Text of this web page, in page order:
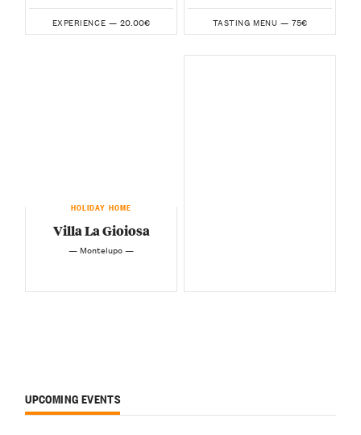
EXPERIENCE — 20.00€ TASTING MENU — 75€
HOLIDAY HOME
Villa La Gioiosa
— Montelupo —
UPCOMING EVENTS